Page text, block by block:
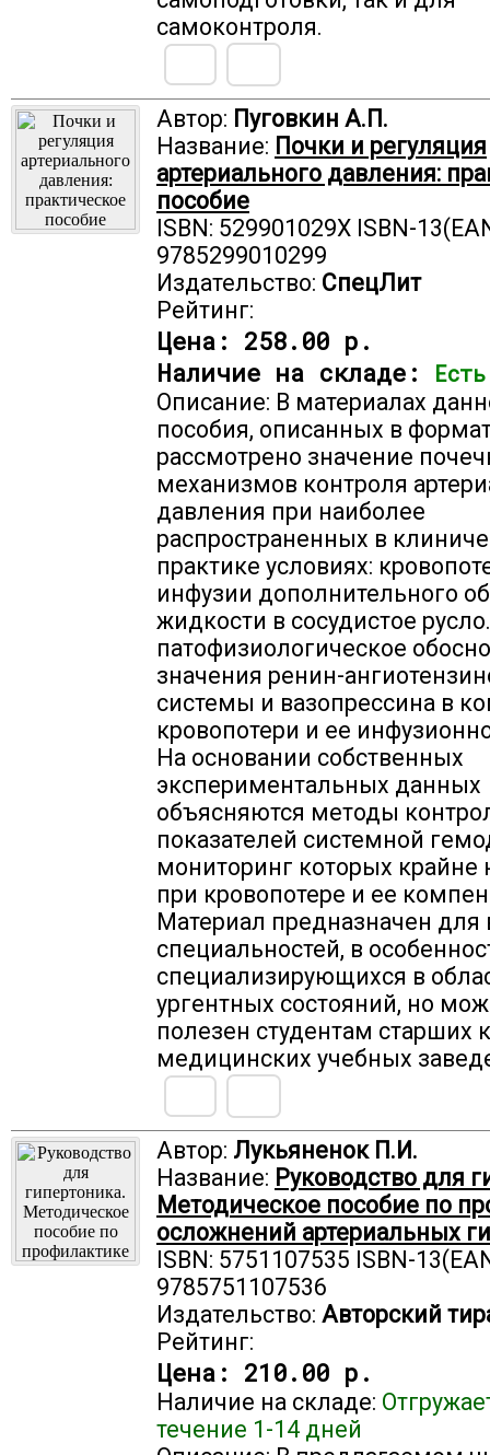
самоконтроля.
Автор: Пуговкин А.П.
Название: Почки и регуляция
артериального давления:
пособие
ISBN: 529901029X ISBN-
9785299010299
Издательство: СпецЛит
Рейтинг:
Цена: 258.00 р.
Наличие на складе:
Описание: В материалах
пособия, описанных в
рассмотрено значение
механизмов контроля
давления при наиболее
распространенных в
практике условиях:
инфузии дополнительного
жидкости в сосудистое
патофизиологическое
значения ренин-
системы и вазопрессина в
кровопотери и ее
На основании собственных
экспериментальных данных
объясняются методы
показателей системной
мониторинг которых крайне
при кровопотере и ее
Материал предназначен для
специальностей, в
специализирующихся в
ургентных состояний, но
полезен студентам старших
медицинских учебных
Автор: Лукьяненок П.И.
Название: Руководство для
Методическое пособие по
осложнений артериальных
ISBN: 5751107535 ISBN-
9785751107536
Издательство: Авторский
Рейтинг:
Цена: 210.00 р.
Наличие на складе:
течение 1-14 дней